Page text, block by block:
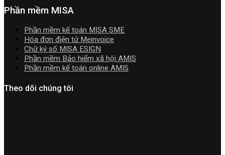
Download
đặt
Phần mềm MISA
Phần mềm kế toán MISA SME
Hóa đơn điện tử Meinvoice
Chữ ký số MISA ESIGN
Phần mềm Bảo hiểm xã hội AMIS
Phần mềm kế toán online AMIS
Theo dõi chúng tôi